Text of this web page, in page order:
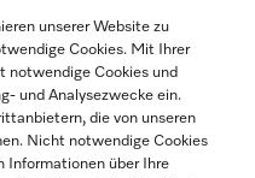
unserer Website zu
Cookies. Mit Ihrer
notwendige Cookies und
und Analysezwecke ein.
die von unseren
Nicht notwendige Cookies
Informationen über Ihre